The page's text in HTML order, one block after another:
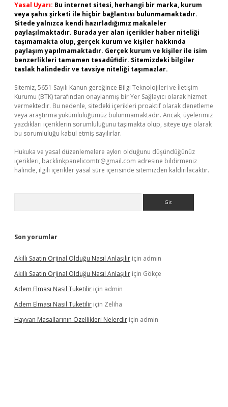
Yasal Uyarı: Bu internet sitesi, herhangi bir marka, kurum
veya şahıs şirketi ile hiçbir bağlantısı bulunmamaktadır.
Sitede yalnızca kendi hazırladığımız makaleler
paylaşılmaktadır. Burada yer alan içerikler haber niteliği
taşımamakta olup, gerçek kurum ve kişiler hakkında
paylaşım yapılmamaktadır. Gerçek kurum ve kişiler ile isim
benzerlikleri tamamen tesadüfidir. Sitemizdeki bilgiler
taslak halindedir ve tavsiye niteliği taşımazlar.
Sitemiz, 5651 Sayılı Kanun gereğince Bilgi Teknolojileri ve İletişim
Kurumu (BTK) tarafından onaylanmış bir Yer Sağlayıcı olarak hizmet
vermektedir. Bu nedenle, sitedeki içerikleri proaktif olarak denetleme
veya araştırma yükümlülüğümüz bulunmamaktadır. Ancak, üyelerimiz
yazdıkları içeriklerin sorumluluğunu taşımakta olup, siteye üye olarak
bu sorumluluğu kabul etmiş sayılırlar.
Hukuka ve yasal düzenlemelere aykırı olduğunu düşündüğünüz
içerikleri, backlinkpanelicomtr@gmail.com adresine bildirmeniz
halinde, ilgili içerikler yasal süre içerisinde sitemizden kaldırılacaktır.
Son yorumlar
Akıllı Saatin Orjinal Olduğu Nasıl Anlaşılır için admin
Akıllı Saatin Orjinal Olduğu Nasıl Anlaşılır için Gökçe
Adem Elması Nasil Tuketilir için admin
Adem Elması Nasil Tuketilir için Zeliha
Hayvan Masallarının Özellikleri Nelerdir için admin